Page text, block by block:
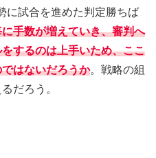
に試合を進めた判定勝ちば
手数が増えていき、審判へ
するのは上手いため、ここ
はないだろうか。戦略の組
だろう。